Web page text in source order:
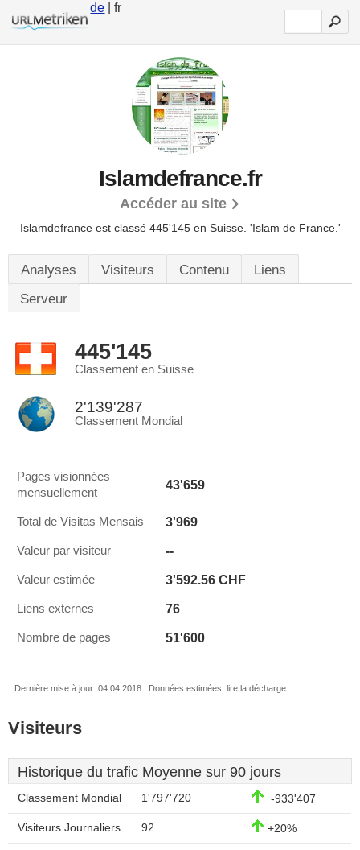
de | fr
Islamdefrance.fr
Accéder au site
Islamdefrance est classé 445'145 en Suisse. 'Islam de France.'
Analyses Visiteurs Contenu
Liens
Serveur
445'145
Classement en Suisse
2'139'287
Classement Mondial
Pages visionnées
mensuellement
43'659
Total de Visitas Mensais 3'969
Valeur par visiteur --
Valeur estimée 3'592.56 CHF
Liens externes 76
Nombre de pages 51'600
Dernière mise à jour: 04.04.2018 . Données estimées, lire la décharge.
Visiteurs
Historique du trafic Moyenne sur 90 jours
Classement Mondial 1'797'720 -933'407
Visiteurs Journaliers 92 +20%